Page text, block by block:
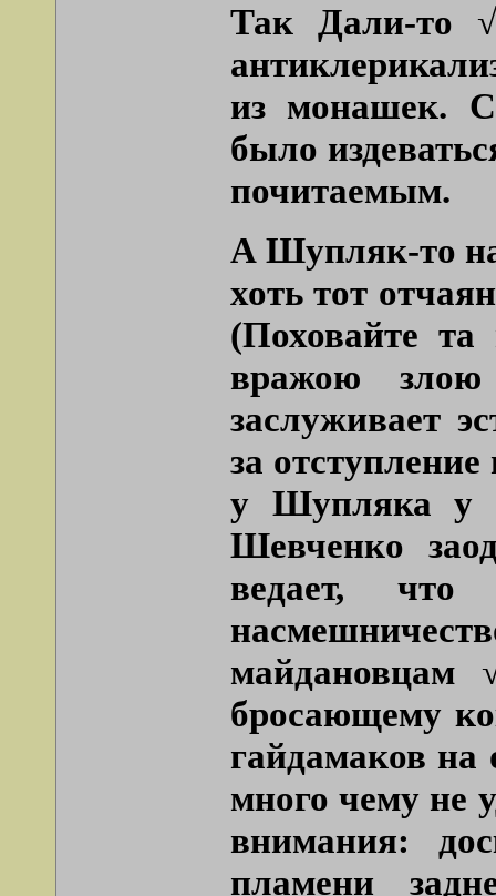
Так Дали-то
из монашек.
было
почитаемым.
А Шупляк-то
хоть тот
(Поховайте та
вражою
заслуживает
за
у Шупляка у
Шевченко
ведает,
майдановцам
бросающему
гайдамаков на
много чему не
внимания:
пламени